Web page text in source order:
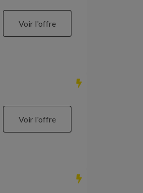
Voir l'offre
Voir l'offre